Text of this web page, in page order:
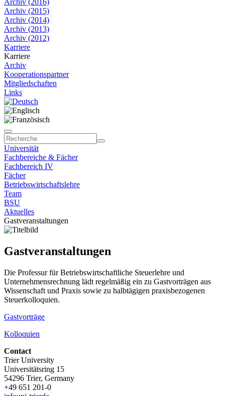
Archiv (2016)
Archiv (2015)
Archiv (2014)
Archiv (2013)
Archiv (2012)
Karriere
Karriere
Archiv
Kooperationspartner
Mitgliedschaften
Links
Universität
Fachbereiche & Fächer
Fachbereich IV
Fächer
Betriebswirtschaftslehre
Team
BSU
Aktuelles
Gastveranstaltungen
Gastveranstaltungen
Die Professur für Betriebswirtschaftliche Steuerlehre und
Unternehmensrechnung lädt regelmäßig ein zu Gastvorträgen aus
Wissenschaft und Praxis sowie zu halbtägigen praxisbezogenen
Steuerkolloquien.
Gastvorträge
Kolloquien
Contact
Trier University
Universitätsring 15
54296 Trier, Germany
+49 651 201-0